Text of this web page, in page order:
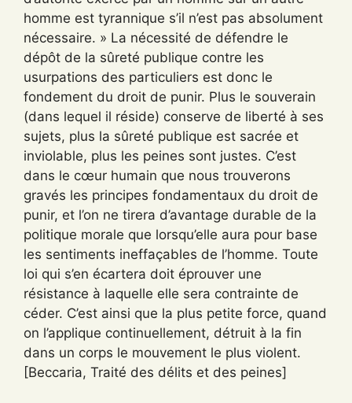
homme est tyrannique s’il n’est pas absolument
nécessaire. » La nécessité de défendre le
dépôt de la sûreté publique contre les
usurpations des particuliers est donc le
fondement du droit de punir. Plus le souverain
(dans lequel il réside) conserve de liberté à ses
sujets, plus la sûreté publique est sacrée et
inviolable, plus les peines sont justes. C’est
dans le cœur humain que nous trouverons
gravés les principes fondamentaux du droit de
punir, et l’on ne tirera d’avantage durable de la
politique morale que lorsqu’elle aura pour base
les sentiments ineffaçables de l’homme. Toute
loi qui s’en écartera doit éprouver une
résistance à laquelle elle sera contrainte de
céder. C’est ainsi que la plus petite force, quand
on l’applique continuellement, détruit à la fin
dans un corps le mouvement le plus violent.
[Beccaria, Traité des délits et des peines]